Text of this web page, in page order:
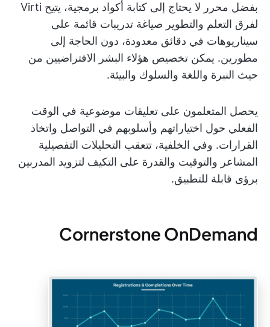
بفضل محرر لا يحتاج إلى كتابة أكواد برمجية، يتيح Virti
لفرق التعلم والتطوير صياغة تدريبات قائمة على
سيناريوهات في دقائق معدودة، دون الحاجة إلى
مطورين. يمكن تخصيص هؤلاء البشر الافتراضيين من
حيث النبرة واللغة والسلوك والبيئة.
يحصل المتعلمون على تعليقات موضوعية في الوقت
الفعلي حول اختياراتهم وأسلوبهم في التواصل واتخاذ
القرارات. وفي الخلفية، تتعقب التحليلات التفصيلية
المشاعر والتوقيت والقدرة على التكيف لتزويد المدربين
برؤى قابلة للتطبيق.
Cornerstone OnDemand